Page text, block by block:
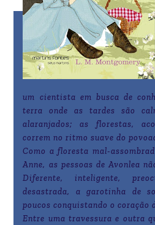
um cientista em busca de
terra onde as tardes são
alaranjados; as florestas,
correm no ritmo suave do
Como a floresta mal-
Anne, as pessoas de Avonlea
Diferente, inteligente,
desastrada, a garotinha de
poucos conquistando o coração
Entre uma travessura e outra